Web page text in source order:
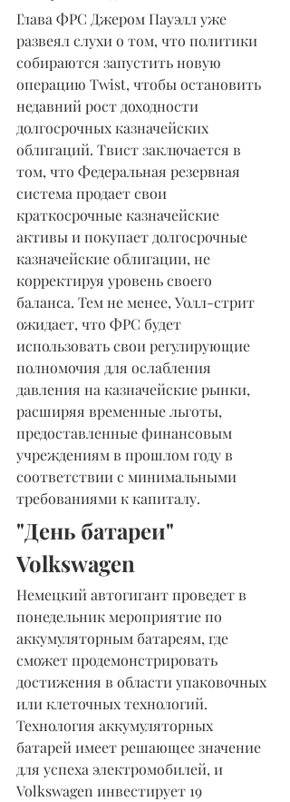
Глава ФРС Джером Пауэлл уже
развеял слухи о том, что политики
собираются запустить новую
операцию Twist, чтобы остановить
недавний рост доходности
долгосрочных казначейских
облигаций. Твист заключается в
том, что Федеральная резервная
система продает свои
краткосрочные казначейские
активы и покупает долгосрочные
казначейские облигации, не
корректируя уровень своего
баланса. Тем не менее, Уолл-стрит
ожидает, что ФРС будет
использовать свои регулирующие
полномочия для ослабления
давления на казначейские рынки,
расширяя временные льготы,
предоставленные финансовым
учреждениям в прошлом году в
соответствии с минимальными
требованиями к капиталу.
"День батареи"
Volkswagen
Немецкий автогигант проведет в
понедельник мероприятие по
аккумуляторным батареям, где
сможет продемонстрировать
достижения в области упаковочных
или клеточных технологий.
Технология аккумуляторных
батарей имеет решающее значение
для успеха электромобилей, и
Volkswagen инвестирует 19